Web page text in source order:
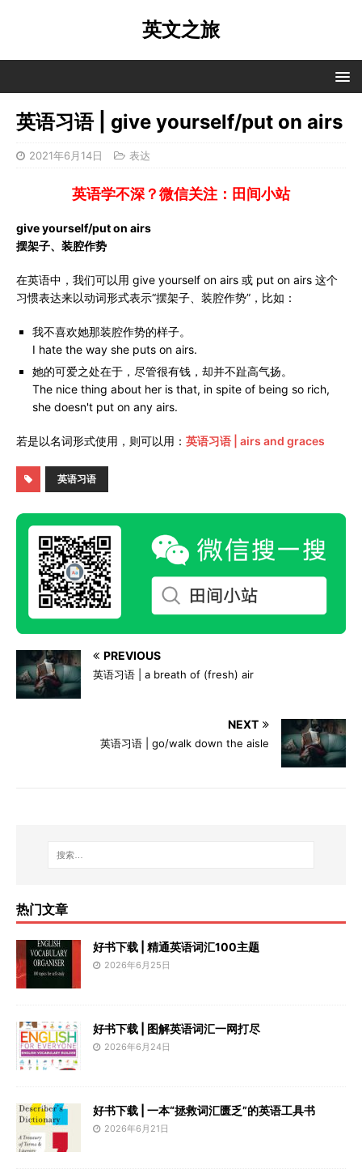
英文之旅
英语习语 | give yourself/put on airs
2021年6月14日 表达
英语学不深？微信关注：田间小站
give yourself/put on airs
摆架子、装腔作势
在英语中，我们可以用 give yourself on airs 或 put on airs 这个
习惯表达来以动词形式表示“摆架子、装腔作势”，比如：
我不喜欢她那装腔作势的样子。
I hate the way she puts on airs.
她的可爱之处在于，尽管很有钱，却并不趾高气扬。
The nice thing about her is that, in spite of being so rich,
she doesn't put on any airs.
若是以名词形式使用，则可以用： 英语习语 | airs and graces
英语习语
PREVIOUS
英语习语 | a breath of (fresh) air
NEXT
英语习语 | go/walk down the aisle
热门文章
好书下载 | 精通英语词汇100主题
2026年6月25日
好书下载 | 图解英语词汇一网打尽
2026年6月24日
好书下载 | 一本“拯救词汇匮乏”的英语工具书
2026年6月21日